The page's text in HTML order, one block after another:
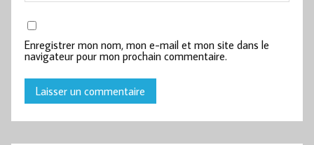
Enregistrer mon nom, mon e-mail et mon site dans le
navigateur pour mon prochain commentaire.